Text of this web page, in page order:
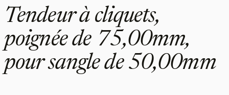
Tendeur à cliquets,
poignée de 75,00mm,
pour sangle de 50,00mm